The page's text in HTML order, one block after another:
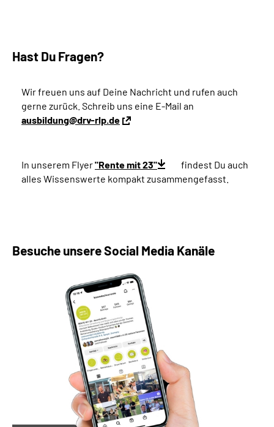
Hast Du Fragen?
Wir freuen uns auf Deine Nachricht und rufen auch
gerne zurück. Schreib uns eine E-Mail an
ausbildung@drv-rlp.de
In unserem Flyer"Rente mit 23"
findest Du auch
alles Wissenswerte kompakt zusammengefasst.
Besuche unsere Social Media Kanäle